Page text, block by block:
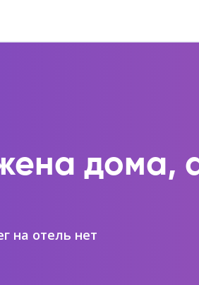
дома,
на отель нет